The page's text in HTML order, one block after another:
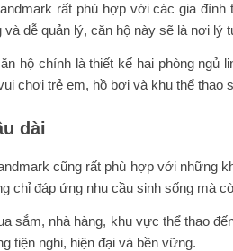
rất phù hợp với các gia
dễ quản lý, căn hộ này sẽ là nơi
hộ chính là thiết kế hai phòng ngủ
chơi trẻ em, hồ bơi và khu thể
dài
cũng rất phù hợp với những
chỉ đáp ứng nhu cầu sinh sống mà
sắm, nhà hàng, khu vực thể thao
tiện nghi, hiện đại và bền vững.